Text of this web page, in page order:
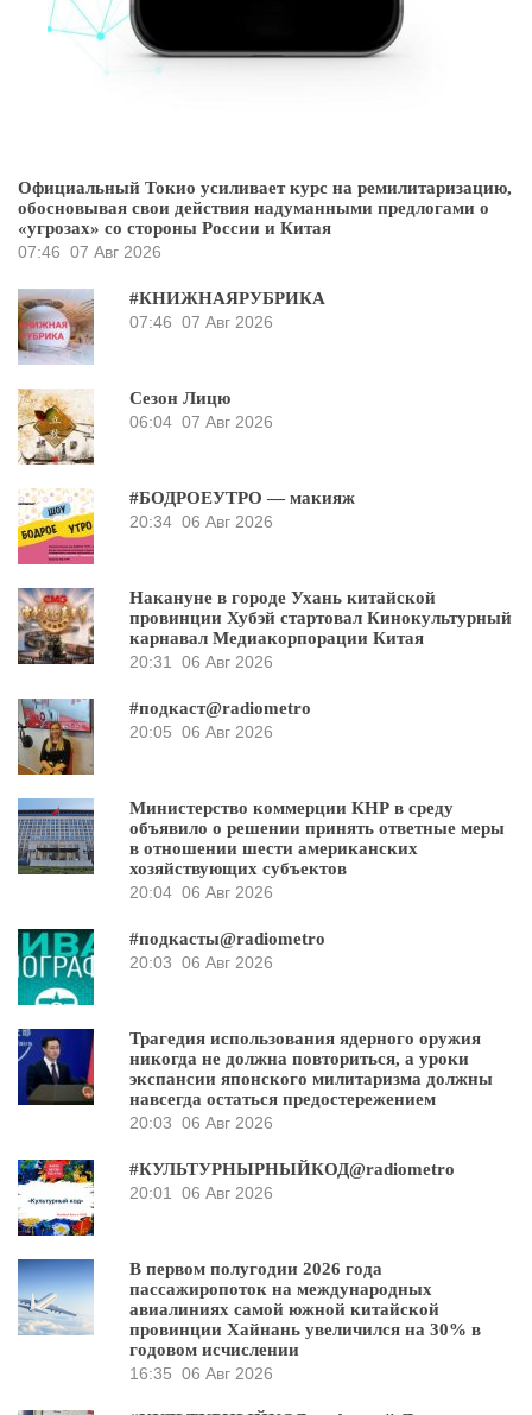
Официальный Токио усиливает курс на ремилитаризацию,
обосновывая свои действия надуманными предлогами о
«угрозах» со стороны России и Китая
07:46 07 Авг 2026
#КНИЖНАЯРУБРИКА
07:46 07 Авг 2026
Сезон Лицю
06:04 07 Авг 2026
#БОДРОЕУТРО — макияж
20:34 06 Авг 2026
Накануне в городе Ухань китайской
провинции Хубэй стартовал Кинокультурный
карнавал Медиакорпорации Китая
20:31
06 Авг 2026
#подкаст@radiometro
20:05 06 Авг 2026
Министерство коммерции КНР в среду
объявило о решении принять ответные меры
в отношении шести американских
хозяйствующих субъектов
20:04 06 Авг 2026
#подкасты@radiometro
20:03 06 Авг 2026
Трагедия использования ядерного оружия
никогда не должна повториться, а уроки
экспансии японского милитаризма должны
навсегда остаться предостережением
20:03 06 Авг 2026
#КУЛЬТУРНЫРНЫЙКОД@radiometro
20:01
06 Авг 2026
В первом полугодии 2026 года
пассажиропоток на международных
авиалиниях самой южной китайской
провинции Хайнань увеличился на 30% в
годовом исчислении
16:35 06 Авг 2026